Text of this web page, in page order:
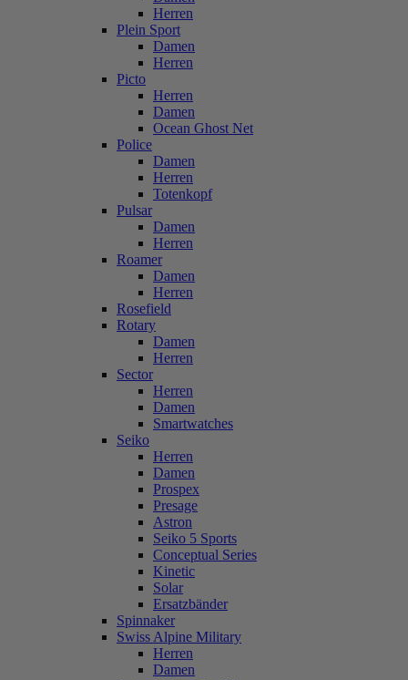
Herren
Plein Sport
Damen
Herren
Picto
Herren
Damen
Ocean Ghost Net
Police
Damen
Herren
Totenkopf
Pulsar
Damen
Herren
Roamer
Damen
Herren
Rosefield
Rotary
Damen
Herren
Sector
Herren
Damen
Smartwatches
Seiko
Herren
Damen
Prospex
Presage
Astron
Seiko 5 Sports
Conceptual Series
Kinetic
Solar
Ersatzbänder
Spinnaker
Swiss Alpine Military
Herren
Damen